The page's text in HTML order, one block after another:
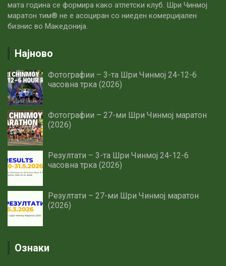
мата година се формира како атлетски клуб. Шри Чинмој
маратон тим® не е асоциран со ниеден комерцијален
бизнис во Македонија.
Најново
Фотографии – 3-та Шри Чинмој 24-12-6
часовна трка (2026)
Фотографии – 27-ми Шри Чинмој маратон
(2026)
Резултати – 3-та Шри Чинмој 24-12-6
часовна трка (2026)
Резултати – 27-ми Шри Чинмој маратон
(2026)
Ознаки